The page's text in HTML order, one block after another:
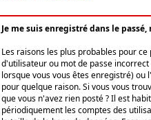
Je me suis enregistré dans le
Les raisons les plus probables pour
d'utilisateur ou mot de passe
lorsque vous vous êtes enregistré)
pour quelque raison. Si vous vous
que vous n'avez rien posté ? Il est
périodiquement les comptes des